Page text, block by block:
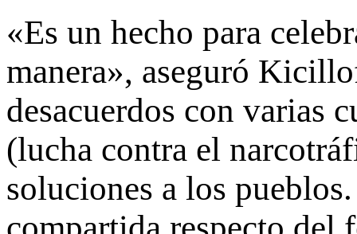
«Es un hecho para
manera», aseguró
desacuerdos con varias
(lucha contra el
soluciones a los pueblos